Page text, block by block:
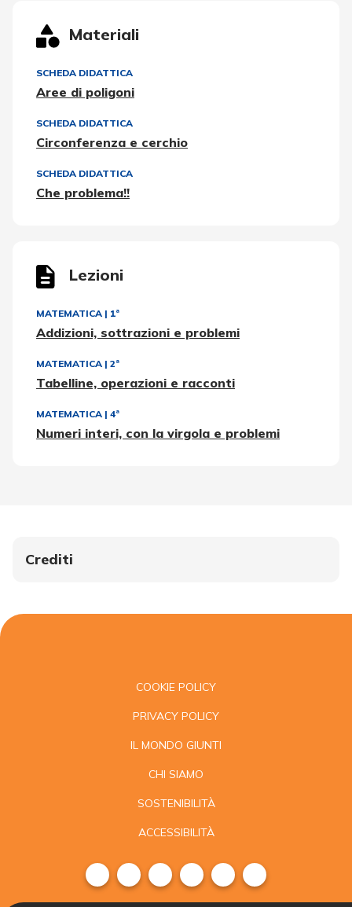
Materiali
SCHEDA DIDATTICA
Aree di poligoni
SCHEDA DIDATTICA
Circonferenza e cerchio
SCHEDA DIDATTICA
Che problema!!
Lezioni
MATEMATICA | 1ª
Addizioni, sottrazioni e problemi
MATEMATICA | 2ª
Tabelline, operazioni e racconti
MATEMATICA | 4ª
Numeri interi, con la virgola e problemi
Crediti
COOKIE POLICY
PRIVACY POLICY
IL MONDO GIUNTI
CHI SIAMO
SOSTENIBILITÀ
ACCESSIBILITÀ